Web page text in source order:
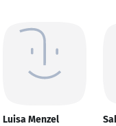
Luisa Menzel